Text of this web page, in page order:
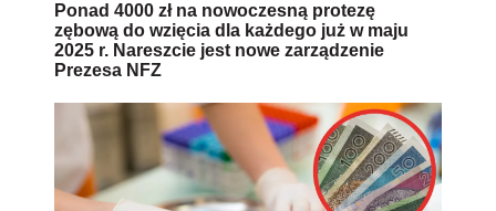
Ponad 4000 zł na nowoczesną protezę
zębową do wzięcia dla każdego już w maju
2025 r. Nareszcie jest nowe zarządzenie
Prezesa NFZ